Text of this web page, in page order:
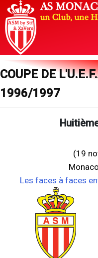
COUPE DE
1996/1997
(19
Les faces à faces